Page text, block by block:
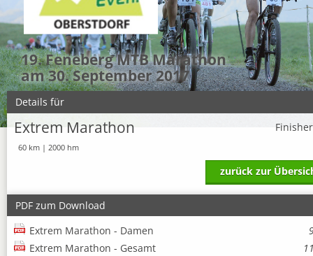
19. Feneberg MTB Marathon
am 30. September 2017
Details für
Extrem Marathon
60 km | 2000 hm
zurück zur
PDF zum Download
Extrem Marathon - Damen
Extrem Marathon - Gesamt